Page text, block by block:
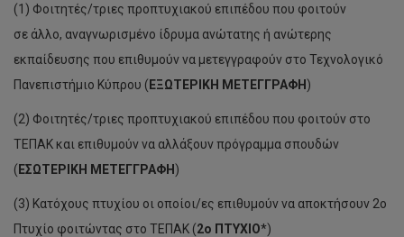
(1) Φοιτητές/τριες προπτυχιακού επιπέδου που φοιτούν
σε άλλο, αναγνωρισμένο ίδρυμα ανώτατης ή ανώτερης
εκπαίδευσης που επιθυμούν να μετεγγραφούν στο Τεχνολογικό
Πανεπιστήμιο Κύπρου ( ΕΞΩΤΕΡΙΚΗ ΜΕΤΕΓΓΡΑΦΗ )
(2) Φοιτητές/τριες προπτυχιακού επιπέδου που φοιτούν στο
ΤΕΠΑΚ και επιθυμούν να αλλάξουν πρόγραμμα σπουδών
( ΕΣΩΤΕΡΙΚΗ ΜΕΤΕΓΓΡΑΦΗ )
(3) Κατόχους πτυχίου οι οποίοι/ες επιθυμούν να αποκτήσουν 2ο
Πτυχίο φοιτώντας στο ΤΕΠΑΚ (2ο ΠΤΥΧΙΟ*)